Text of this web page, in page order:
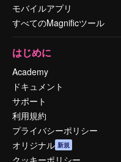
モバイルアプリ
すべてのMagnificツール
はじめに
Academy
ドキュメント
サポート
利用規約
プライバシーポリシー
オリジナル 新規
クッキーポリシー